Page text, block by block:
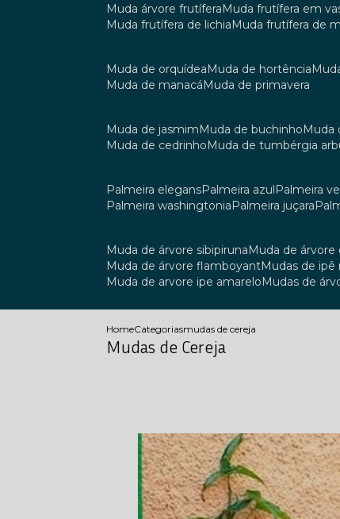
muda árvore frutífera
muda frutífera em
muda frutífera de lichia
muda frutífera de
muda de orquídea
muda de hortência
muda de manacá
muda de primavera
muda de jasmim
muda de buchinho
muda de cedrinho
muda de tumbérgia
palmeira elegans
palmeira azul palmeira
palmeira washingtonia
palmeira juçara
muda de árvore sibipiruna
muda de
muda de árvore flamboyant
mudas de ipê
muda de arvore ipe amarelo
mudas de
HomeCategoriasmudas de cereja
Mudas de Cereja